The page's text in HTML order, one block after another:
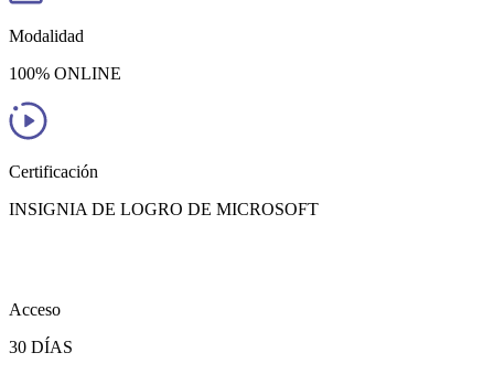
Modalidad
100% ONLINE
Certificación
INSIGNIA DE LOGRO DE MICROSOFT
Acceso
30 DÍAS